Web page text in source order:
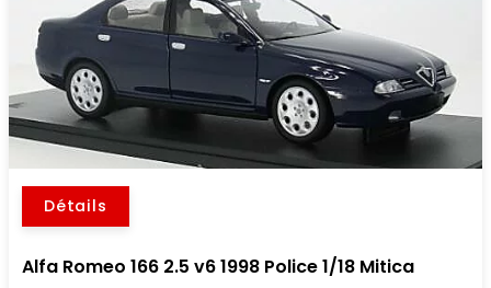
Détails
Alfa Romeo 166 2.5 v6 1998 Police 1/18 Mitica